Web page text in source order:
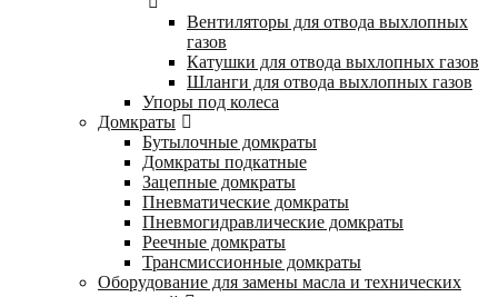
Вентиляторы для отвода выхлопных
газов
Катушки для отвода выхлопных газов
Шланги для отвода выхлопных газов
Упоры под колеса
Домкраты
Бутылочные домкраты
Домкраты подкатные
Зацепные домкраты
Пневматические домкраты
Пневмогидравлические домкраты
Реечные домкраты
Трансмиссионные домкраты
Оборудование для замены масла и технических